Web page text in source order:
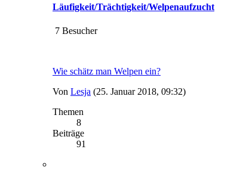
Läufigkeit/Trächtigkeit/Welpenaufzucht
7 Besucher
Wie schätz man Welpen ein?
Von Lesja (25. Januar 2018, 09:32)
Themen
8
Beiträge
91